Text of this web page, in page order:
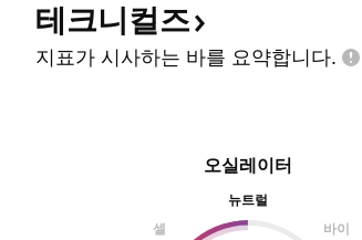
테크니컬즈
지표가 시사하는 바를 요약합니다.
오실레이터
뉴트럴
셀
바이